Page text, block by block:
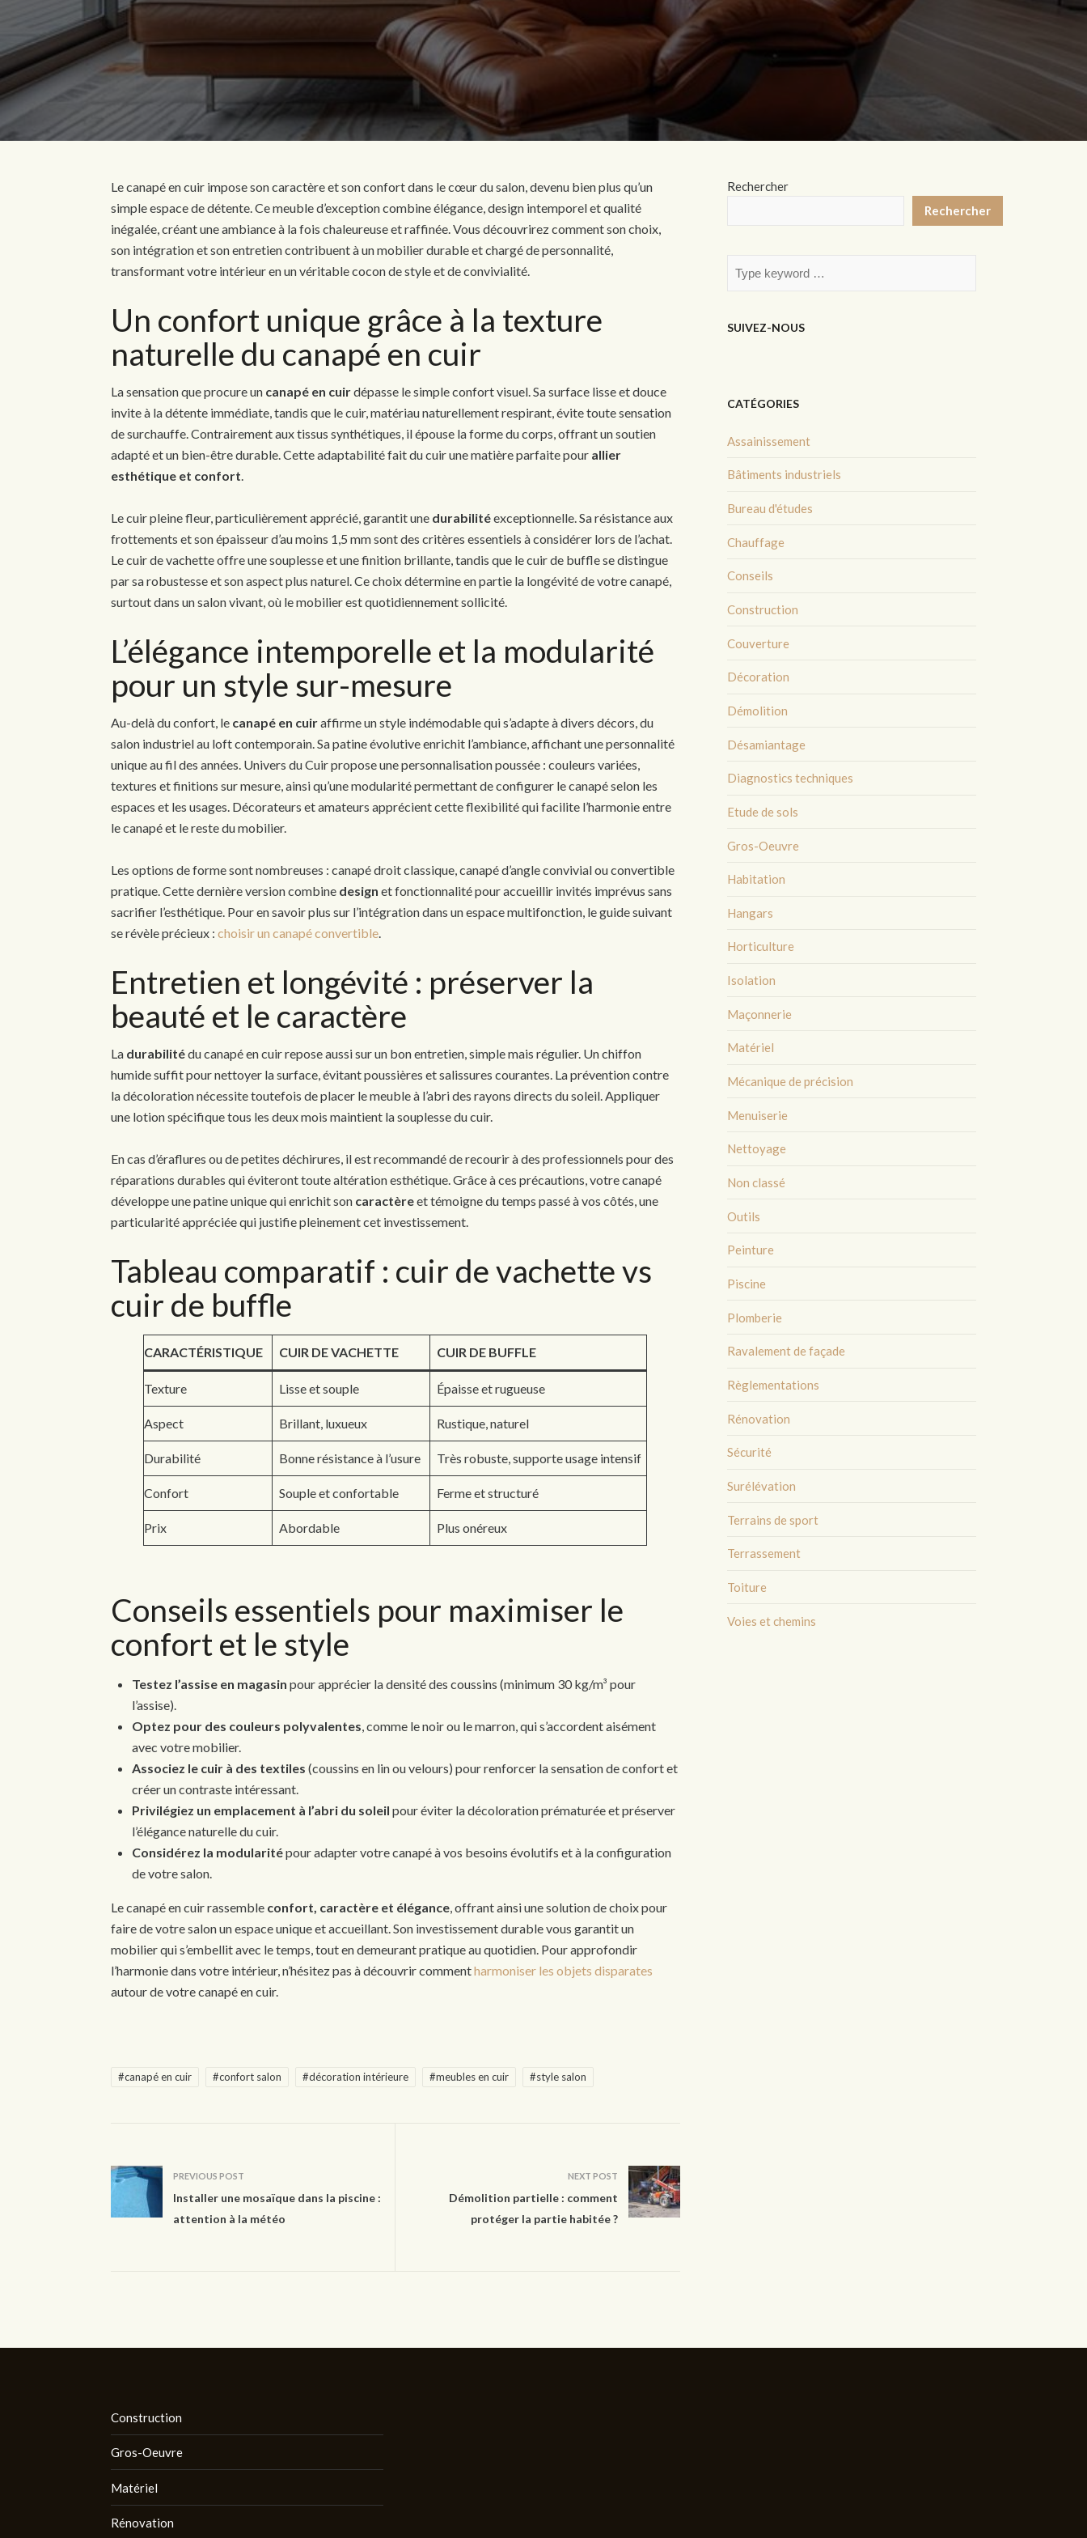
Le canapé en cuir impose son caractère et son confort dans le cœur du salon, devenu bien plus qu’un
simple espace de détente. Ce meuble d’exception combine élégance, design intemporel et qualité
inégalée, créant une ambiance à la fois chaleureuse et raffinée. Vous découvrirez comment son choix,
son intégration et son entretien contribuent à un mobilier durable et chargé de personnalité,
transformant votre intérieur en un véritable cocon de style et de convivialité.
Un confort unique grâce à la texture
naturelle du canapé en cuir
La sensation que procure un canapé en cuirdépasse le simple confort visuel. Sa surface lisse et douce
invite à la détente immédiate, tandis que le cuir, matériau naturellement respirant, évite toute sensation
de surchauffe. Contrairement aux tissus synthétiques, il épouse la forme du corps, offrant un soutien
adapté et un bien-être durable. Cette adaptabilité fait du cuir une matière parfaite pour allier
esthétique et confort.
Le cuir pleine fleur, particulièrement apprécié, garantit une durabilitéexceptionnelle. Sa résistance aux
frottements et son épaisseur d’au moins 1,5 mm sont des critères essentiels à considérer lors de l’achat.
Le cuir de vachette offre une souplesse et une finition brillante, tandis que le cuir de buffle se distingue
par sa robustesse et son aspect plus naturel. Ce choix détermine en partie la longévité de votre canapé,
surtout dans un salon vivant, où le mobilier est quotidiennement sollicité.
L’élégance intemporelle et la modularité
pour un style sur-mesure
Au-delà du confort, le canapé en cuiraffirme un style indémodable qui s’adapte à divers décors, du
salon industriel au loft contemporain. Sa patine évolutive enrichit l’ambiance, affichant une personnalité
unique au fil des années. Univers du Cuir propose une personnalisation poussée : couleurs variées,
textures et finitions sur mesure, ainsi qu’une modularité permettant de configurer le canapé selon les
espaces et les usages. Décorateurs et amateurs apprécient cette flexibilité qui facilite l’harmonie entre
le canapé et le reste du mobilier.
Les options de forme sont nombreuses : canapé droit classique, canapé d’angle convivial ou convertible
pratique. Cette dernière version combine design et fonctionnalité pour accueillir invités imprévus sans
sacrifier l’esthétique. Pour en savoir plus sur l’intégration dans un espace multifonction, le guide suivant
se révèle précieux : choisir un canapé convertible.
Entretien et longévité : préserver la
beauté et le caractère
La durabilitédu canapé en cuir repose aussi sur un bon entretien, simple mais régulier. Un chiffon
humide suffit pour nettoyer la surface, évitant poussières et salissures courantes. La prévention contre
la décoloration nécessite toutefois de placer le meuble à l’abri des rayons directs du soleil. Appliquer
une lotion spécifique tous les deux mois maintient la souplesse du cuir.
En cas d’éraflures ou de petites déchirures, il est recommandé de recourir à des professionnels pour des
réparations durables qui éviteront toute altération esthétique. Grâce à ces précautions, votre canapé
développe une patine unique qui enrichit son caractèreet témoigne du temps passé à vos côtés, une
particularité appréciée qui justifie pleinement cet investissement.
Tableau comparatif : cuir de vachette vs
cuir de buffle
CARACTÉRISTIQUE CUIR DE VACHETTE CUIR DE BUFFLE
Texture Lisse et souple Épaisse et rugueuse
Aspect Brillant, luxueux Rustique, naturel
Durabilité Bonne résistance à l’usure Très robuste, supporte usage intensif
Confort Souple et confortable Ferme et structuré
Prix Abordable Plus onéreux
Conseils essentiels pour maximiser le
confort et le style
Testez l’assise en magasin pour apprécier la densité des coussins (minimum 30 kg/m³ pour
l’assise).
Optez pour des couleurs polyvalentes , comme le noir ou le marron, qui s’accordent aisément
avec votre mobilier.
Associez le cuir à des textiles (coussins en lin ou velours) pour renforcer la sensation de confort et
créer un contraste intéressant.
Privilégiez un emplacement à l’abri du soleil pour éviter la décoloration prématurée et préserver
l’élégance naturelle du cuir.
Considérez la modularitépour adapter votre canapé à vos besoins évolutifs et à la configuration
de votre salon.
Le canapé en cuir rassemble confort, caractère et élégance , offrant ainsi une solution de choix pour
faire de votre salon un espace unique et accueillant. Son investissement durable vous garantit un
mobilier qui s’embellit avec le temps, tout en demeurant pratique au quotidien. Pour approfondir
l’harmonie dans votre intérieur, n’hésitez pas à découvrir commentharmoniser les objets disparates
autour de votre canapé en cuir.
#canapé en cuir #confort salon #décoration intérieure #meubles en cuir #style salon
PREVIOUS POST
Installer une mosaïque dans la piscine :
attention à la météo
NEXT POST
Démolition partielle : comment
protéger la partie habitée ?
Rechercher
Rechercher
SUIVEZ-NOUS
CATÉGORIES
Assainissement
Bâtiments industriels
Bureau d'études
Chauffage
Conseils
Construction
Couverture
Décoration
Démolition
Désamiantage
Diagnostics techniques
Etude de sols
Gros-Oeuvre
Habitation
Hangars
Horticulture
Isolation
Maçonnerie
Matériel
Mécanique de précision
Menuiserie
Nettoyage
Non classé
Outils
Peinture
Piscine
Plomberie
Ravalement de façade
Règlementations
Rénovation
Sécurité
Surélévation
Terrains de sport
Terrassement
Toiture
Voies et chemins
Construction
Gros-Oeuvre
Matériel
Rénovation